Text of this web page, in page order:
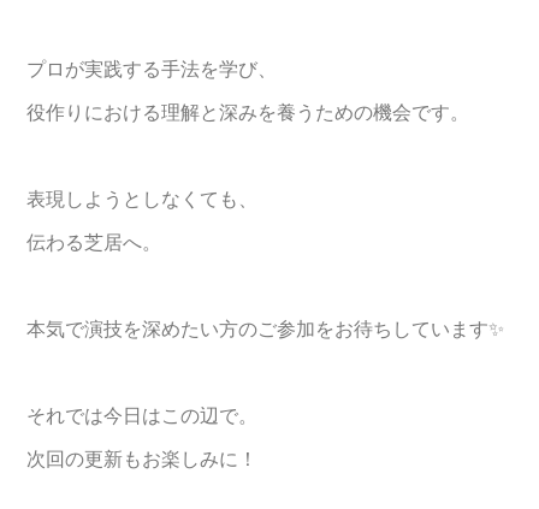
プロが実践する手法を学び、
役作りにおける理解と深みを養うための機会です。
表現しようとしなくても、
伝わる芝居へ。
本気で演技を深めたい方のご参加をお待ちしています✨
それでは今日はこの辺で。
次回の更新もお楽しみに！